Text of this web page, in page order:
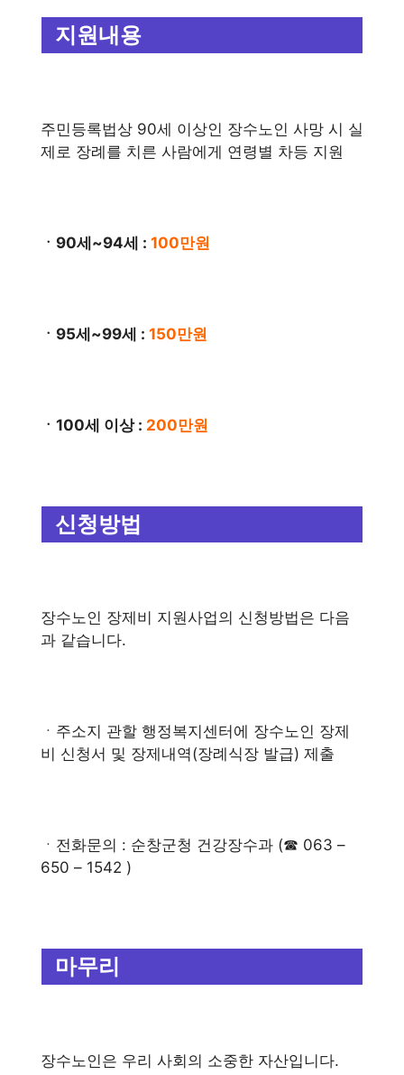
지원내용
주민등록법상 90세 이상인 장수노인 사망 시 실
제로 장례를 치른 사람에게 연령별 차등 지원
ㆍ90세~94세 : 100만원
ㆍ95세~99세 : 150만원
ㆍ100세 이상 : 200만원
신청방법
장수노인 장제비 지원사업의 신청방법은 다음
과 같습니다.
ㆍ주소지 관할 행정복지센터에 장수노인 장제
비 신청서 및 장제내역(장례식장 발급) 제출
ㆍ전화문의 : 순창군청 건강장수과 (☎ 063 –
650 – 1542 )
마무리
장수노인은 우리 사회의 소중한 자산입니다.